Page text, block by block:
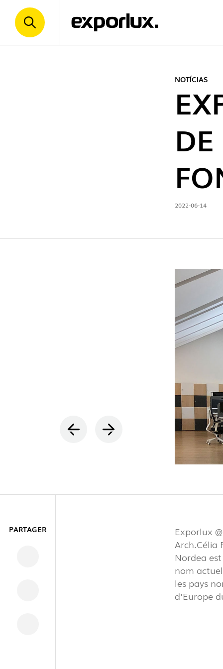
NOTÍCIAS
2022-06-14
PARTAGER
Exporlux
Arch.Célia
Nordea
nom
les pays
d'Europe